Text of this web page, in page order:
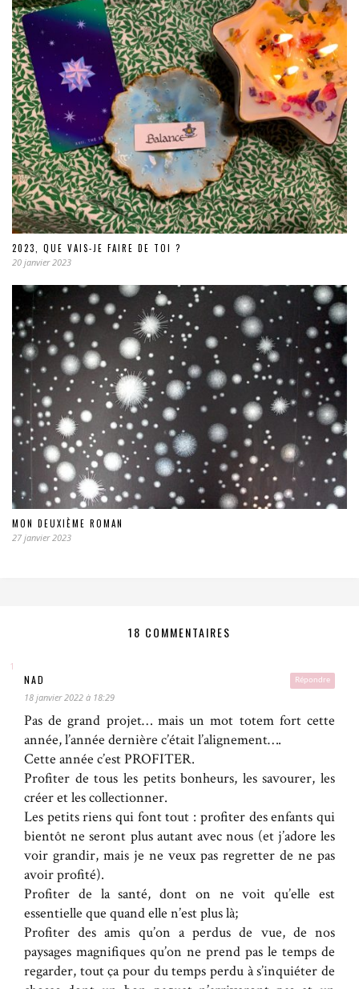
2023, QUE VAIS-JE FAIRE DE TOI ?
20 janvier 2023
MON DEUXIÈME ROMAN
27 janvier 2023
18 COMMENTAIRES
Répondre
NAD
18 janvier 2022 à 18:29
Pas de grand projet… mais un mot totem fort cette
année, l’année dernière c’était l’alignement….
Cette année c’est PROFITER.
Profiter de tous les petits bonheurs, les savourer, les
créer et les collectionner.
Les petits riens qui font tout : profiter des enfants qui
bientôt ne seront plus autant avec nous (et j’adore les
voir grandir, mais je ne veux pas regretter de ne pas
avoir profité).
Profiter de la santé, dont on ne voit qu’elle est
essentielle que quand elle n’est plus là;
Profiter des amis qu’on a perdus de vue, de nos
paysages magnifiques qu’on ne prend pas le temps de
regarder, tout ça pour du temps perdu à s’inquiéter de